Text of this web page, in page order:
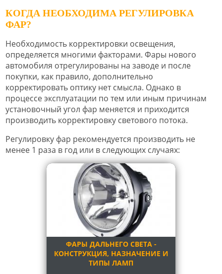
КОГДА НЕОБХОДИМА РЕГУЛИРОВКА
ФАР?
Необходимость корректировки освещения,
определяется многими факторами. Фары нового
автомобиля отрегулированы на заводе и после
покупки, как правило, дополнительно
корректировать оптику нет смысла. Однако в
процессе эксплуатации по тем или иным причинам
установочный угол фар меняется и приходится
производить корректировку светового потока.
Регулировку фар рекомендуется производить не
менее 1 раза в год или в следующих случаях:
ФАРЫ ДАЛЬНЕГО СВЕТА -
КОНСТРУКЦИЯ, НАЗНАЧЕНИЕ И
ТИПЫ ЛАМП